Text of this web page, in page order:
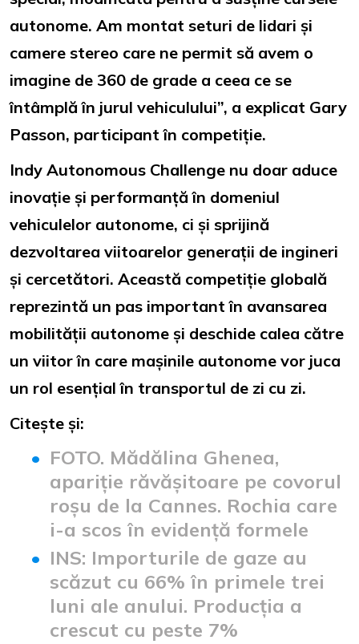
autonome. Am montat seturi de lidari și
camere stereo care ne permit să avem o
imagine de 360 de grade a ceea ce se
întâmplă în jurul vehiculului”, a explicat Gary
Passon, participant în competiție.
Indy Autonomous Challenge nu doar aduce
inovație și performanță în domeniul
vehiculelor autonome, ci și sprijină
dezvoltarea viitoarelor generații de ingineri
și cercetători. Această competiție globală
reprezintă un pas important în avansarea
mobilității autonome și deschide calea către
un viitor în care mașinile autonome vor juca
un rol esențial în transportul de zi cu zi.
Citește și:
FOTO. Mădălina Ghenea,
apariție răvășitoare pe covorul
roșu de la Cannes. Rochia care
i-a scos în evidență formele
INS: Importurile de gaze au
scăzut cu 66% în primele trei
luni ale anului. Producția a
crescut cu peste 7%